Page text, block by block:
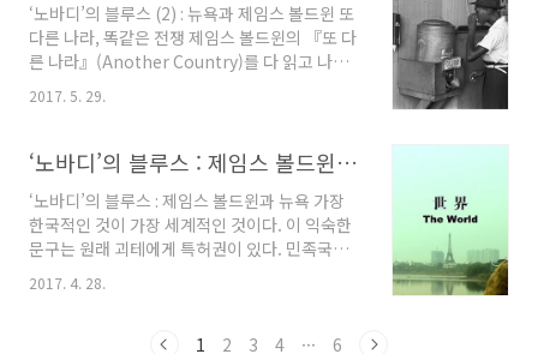
린 후에도 하나의 사실만은 내 마음에 분명하게
남는다. 내가 뉴욕을 떠나는데 마침내 성공했다
는 것이다. 이 평범한 사실 앞에서 나는 자축(自
祝)을 아끼지 않으련다. 이 말이 무슨 뜻인지는
나 자신 밖에는 알 수 없다. 남들의 눈에는..
‘노바디’의 블루스 (2) : 뉴욕과 제임스 볼드윈 또
다른 나라, 똑같은 전쟁 제임스 볼드윈의 『또 다
른 나라』(Another Country)를 다 읽고 나서
들었던 첫 번째 생각. 이것은 나에게 말 그대로
‘또 다른 나라’다. 이 소설은 1950년 대 뉴욕, 인
는 사랑싸움과 사회와의 갈등을 이야기한다. 그
러나 나는 읽는 내내 그 어떤 등장인물에게도 감
정이입을 할 수 없었다. 오, 물론 나는 인종차별주
의에 반대하는 사람이다. 나도 마이너리티로 분
류되는 황인종이니까 달리 선택의 여지가 없다.
그렇지만 볼드윈의 나라에서는 한국에서 20년을
2017. 5. 29.
‘노바디’의 블루스 : 제임스 볼드윈과 뉴욕
‘노바디’의 블루스 : 제임스 볼드윈과 뉴욕 가장
한국적인 것이 가장 세계적인 것이다. 이 익숙한
문구는 원래 괴테에게 특허권이 있다. 민족국가
기 유럽에서 괴테는 다양성을 긍정해야 한다는
라는 말을 남겼는데, 한 세기 후에 후발주자 민족
2017. 4. 28.
1 2 3 4 ··· 6